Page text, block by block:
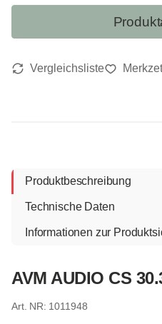
Produktbeschreibung
Technische Daten
Informationen zur
AVM AUDIO CS
1011948